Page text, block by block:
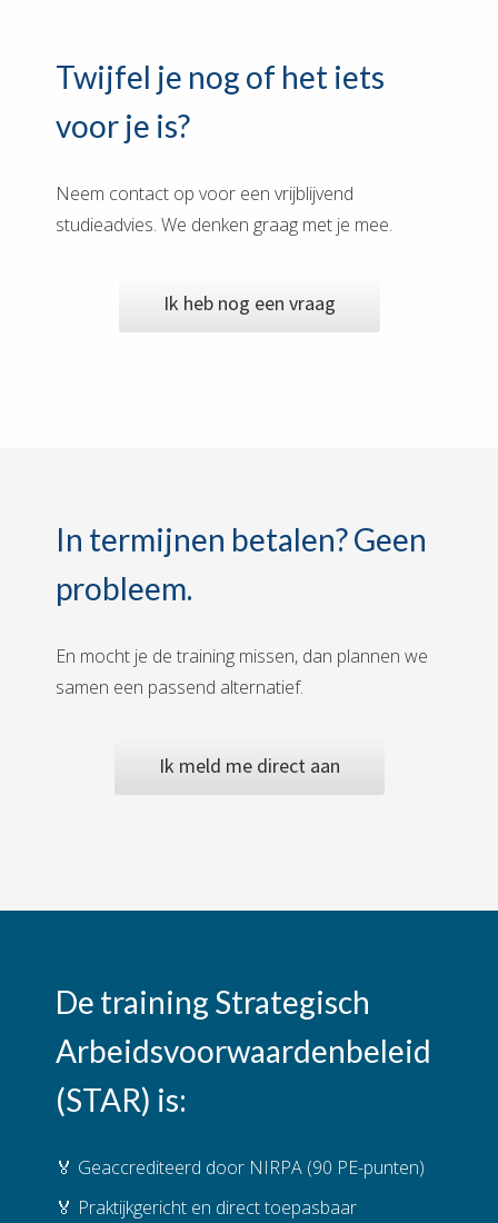
Twijfel je nog of het iets
voor je is?
Neem contact op voor een vrijblijvend
studieadvies. We denken graag met je mee.
Ik heb nog een vraag
In termijnen betalen? Geen
probleem.
En mocht je de training missen, dan plannen we
samen een passend alternatief.
Ik meld me direct aan
De training Strategisch
Arbeidsvoorwaardenbeleid
(STAR) is:
🏅 Geaccrediteerd door NIRPA (90 PE-punten)
🏅 Praktijkgericht en direct toepasbaar